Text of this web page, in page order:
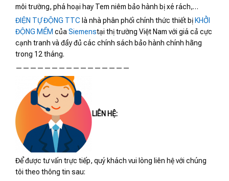
môi trường, phá hoại hay Tem niêm bảo hành bị xé rách,…
ĐIỆN TỰ ĐỘNG TTC là nhà phân phối chính thức thiết bị KHỞI
ĐỘNG MỀM của Siemenstại thị trường Việt Nam với giá cả cực
cạnh tranh và đầy đủ các chính sách bảo hành chính hãng
trong 12 tháng.
————————————————
LIÊN HỆ:
Để được tư vấn trực tiếp, quý khách vui lòng liên hệ với chúng
tôi theo thông tin sau: